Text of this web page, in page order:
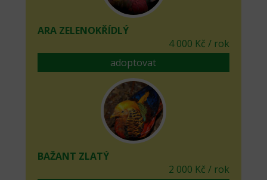
ARA ZELENOKŘÍDLÝ
4 000 Kč / rok
adoptovat
BAŽANT ZLATÝ
2 000 Kč / rok